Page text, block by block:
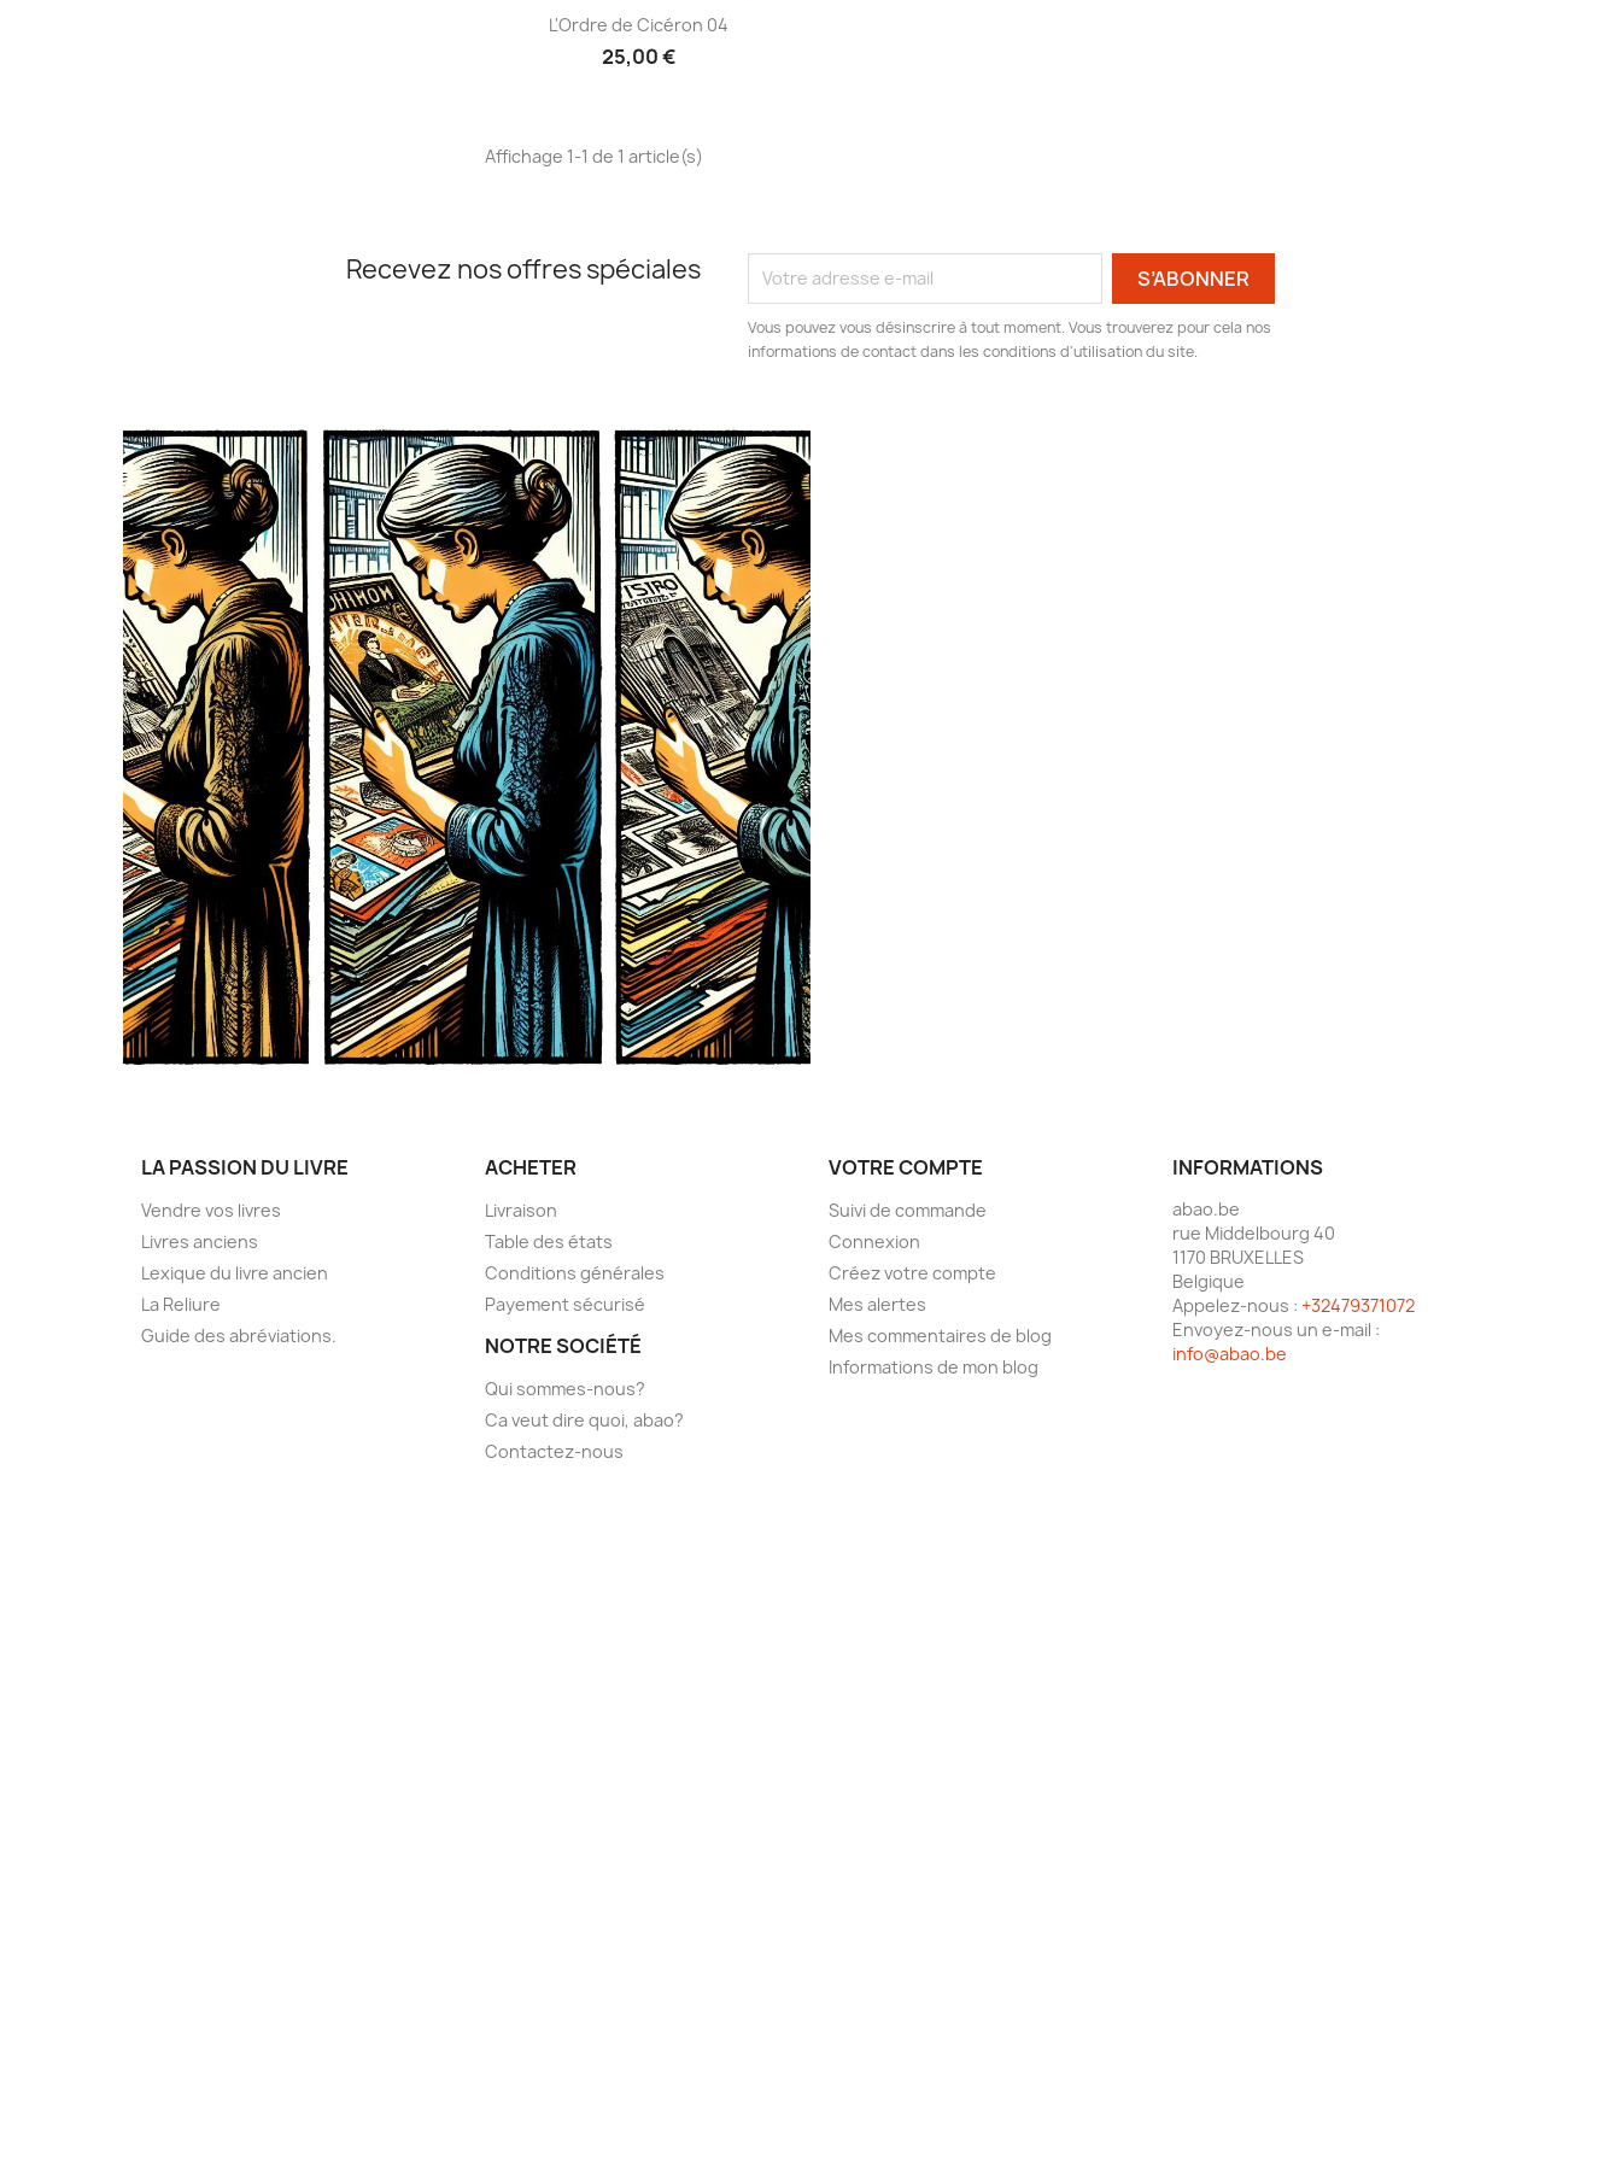
Aperçu rapide
L'Ordre de Cicéron 04
25,00 €
Affichage 1-1 de 1 article(s)
Recevez nos offres spéciales
Vous pouvez vous désinscrire à tout moment. Vous trouverez pour cela nos
informations de contact dans les conditions d'utilisation du site.
LA PASSION DU LIVRE
Vendre vos livres
Livres anciens
Lexique du livre ancien
La Reliure
Guide des abréviations.
ACHETER
Livraison
Table des états
Conditions générales
Payement sécurisé
NOTRE SOCIÉTÉ
Qui sommes-nous?
Ca veut dire quoi, abao?
Contactez-nous
VOTRE COMPTE
Suivi de commande
Connexion
Créez votre compte
Mes alertes
Mes commentaires de blog
Informations de mon blog
INFORMATIONS
abao.be
rue Middelbourg 40
1170 BRUXELLES
Belgique
Appelez-nous : +32479371072
Envoyez-nous un e-mail :
info@abao.be